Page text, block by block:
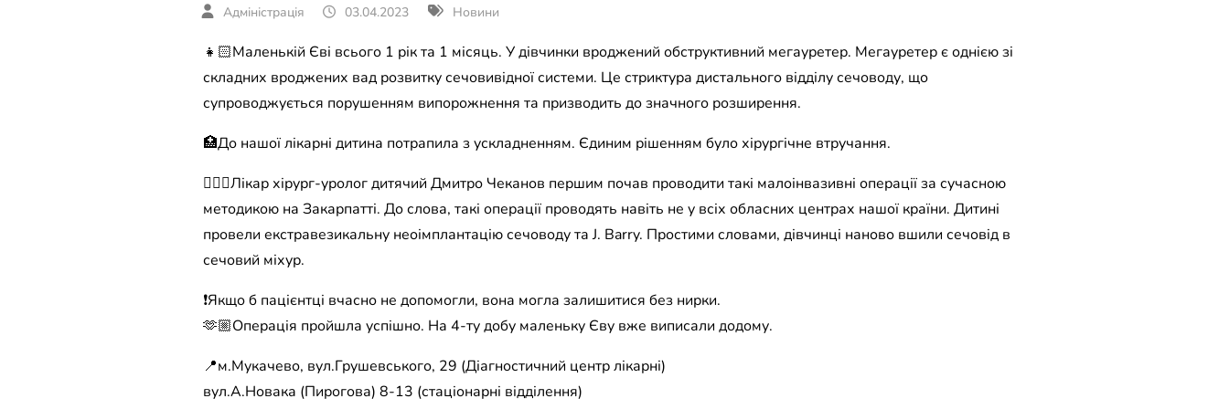
03.04.2023 Новини
👧🏻Маленькій Єві всього 1 рік та 1 місяць. У дівчинки вроджений обструктивний мегауретер. Мегауретер є однією зі
складних вроджених вад розвитку сечовивідної системи. Це стриктура дистального відділу сечоводу, що
супроводжується порушенням випорожнення та призводить до значного розширення.
🏥До нашої лікарні дитина потрапила з ускладненням. Єдиним рішенням було хірургічне втручання.
🧑🏻‍⚕️Лікар хірург-уролог дитячий Дмитро Чеканов першим почав проводити такі малоінвазивні операції за сучасною
методикою на Закарпатті. До слова, такі операції проводять навіть не у всіх обласних центрах нашої країни. Дитині
провели екстравезикальну неоімплантацію сечоводу та J. Barry. Простими словами, дівчинці наново вшили сечовід в
сечовий міхур.
❗️Якщо б пацієнтці вчасно не допомогли, вона могла залишитися без нирки.
🫶🏼Операція пройшла успішно. На 4-ту добу маленьку Єву вже виписали додому.
📍м.Мукачево, вул.Грушевського, 29 (Діагностичний центр лікарні)
вул.А.Новака (Пирогова) 8-13 (стаціонарні відділення)